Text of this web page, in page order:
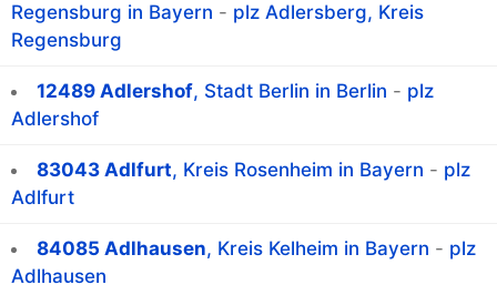
Regensburg in Bayern - plz Adlersberg, Kreis
Regensburg
12489 Adlershof, Stadt Berlin in Berlin - plz
Adlershof
83043 Adlfurt, Kreis Rosenheim in Bayern - plz
Adlfurt
84085 Adlhausen, Kreis Kelheim in Bayern - plz
Adlhausen